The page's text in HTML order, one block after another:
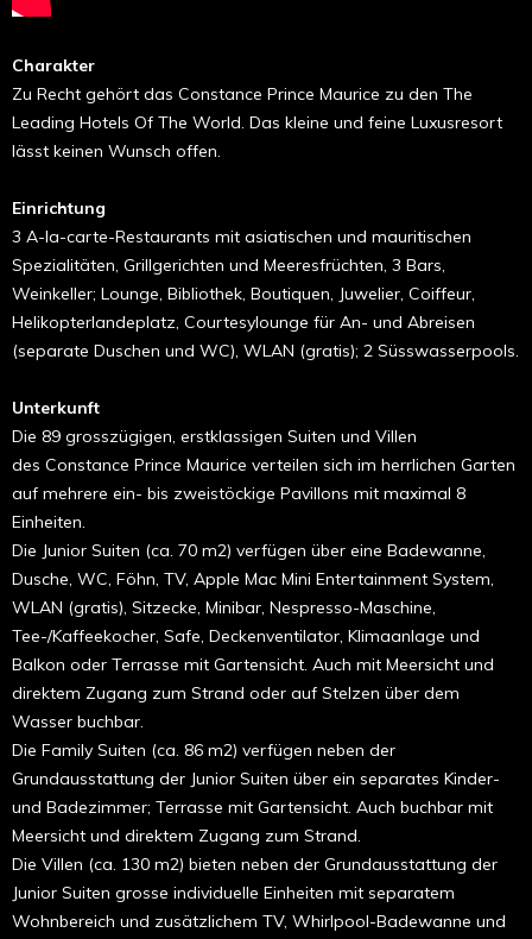
Charakter
Zu Recht gehört das Constance Prince Maurice zu den The
Leading Hotels Of The World. Das kleine und feine Luxusresort
lässt keinen Wunsch offen.
Einrichtung
3 A-la-carte-Restaurants mit asiatischen und mauritischen
Spezialitäten, Grillgerichten und Meeresfrüchten, 3 Bars,
Weinkeller; Lounge, Bibliothek, Boutiquen, Juwelier, Coiffeur,
Helikopterlandeplatz, Courtesylounge für An- und Abreisen
(separate Duschen und WC), WLAN (gratis); 2 Süsswasserpools.
Unterkunft
Die 89 grosszügigen, erstklassigen Suiten und Villen
des Constance Prince Maurice verteilen sich im herrlichen Garten
auf mehrere ein- bis zweistöckige Pavillons mit maximal 8
Einheiten.
Die Junior Suiten (ca. 70 m2) verfügen über eine Badewanne,
Dusche, WC, Föhn, TV, Apple Mac Mini Entertainment System,
WLAN (gratis), Sitzecke, Minibar, Nespresso-Maschine,
Tee-/Kaffeekocher, Safe, Deckenventilator, Klimaanlage und
Balkon oder Terrasse mit Gartensicht. Auch mit Meersicht und
direktem Zugang zum Strand oder auf Stelzen über dem
Wasser buchbar.
Die Family Suiten (ca. 86 m2) verfügen neben der
Grundausstattung der Junior Suiten über ein separates Kinder-
und Badezimmer; Terrasse mit Gartensicht. Auch buchbar mit
Meersicht und direktem Zugang zum Strand.
Die Villen (ca. 130 m2) bieten neben der Grundausstattung der
Junior Suiten grosse individuelle Einheiten mit separatem
Wohnbereich und zusätzlichem TV, Whirlpool-Badewanne und